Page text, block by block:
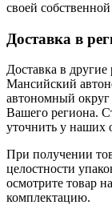
своей
Доставка в
Доставка в
Мансийский
автономный округ
Вашего региона.
уточнить у наших
При получении
целостности
осмотрите товар
комплектацию.